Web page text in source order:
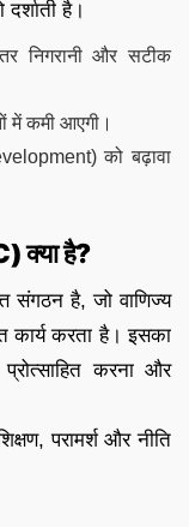
है।
निगरानी और सटीक
में कमी आएगी।
को बढ़ावा
क्या है?
संगठन है, जो वाणिज्य
करता है। इसका
करना और
परामर्श और नीति